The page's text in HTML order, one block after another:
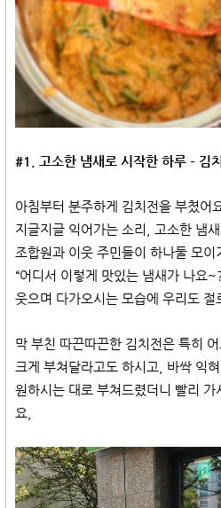
#1. 고소한 냄새로 시작한 하루 – 김
아침부터 분주하게 김치전을 부쳤어
지글지글 익어가는 소리, 고소한 냄
조합원과 이웃 주민들이 하나둘 모이
“어디서 이렇게 맛있는 냄새가 나요
웃으며 다가오시는 모습에 우리도 절
막 부친 따끈따끈한 김치전은 특히
크게 부쳐달라고도 하시고, 바싹 익
원하시는 대로 부쳐드렸더니 빨리 가
요,